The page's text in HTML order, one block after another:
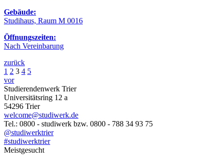
Gebäude:
Studihaus, Raum M 0016
Öffnungszeiten:
Nach Vereinbarung
zurück
1 2 3 4 5
vor
Studierendenwerk Trier
Universitätsring 12 a
54296 Trier
welcome@studiwerk.de
Tel.: 0800 - studiwerk bzw. 0800 - 788 34 93 75
@studiwerktrier
#studiwerktrier
Meistgesucht